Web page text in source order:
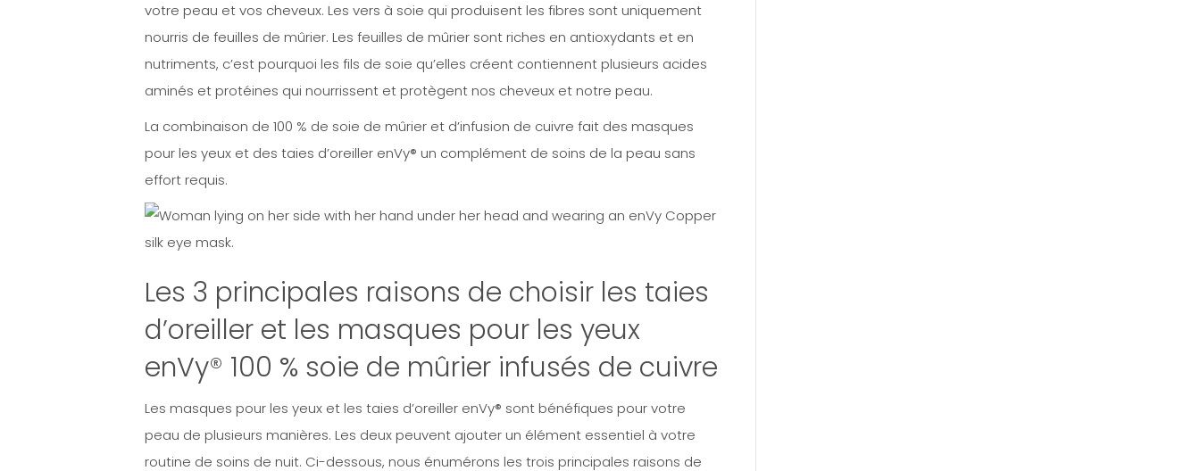
votre peau et vos cheveux. Les vers à soie qui produisent les fibres sont uniquement
nourris de feuilles de mûrier. Les feuilles de mûrier sont riches en antioxydants et en
nutriments, c’est pourquoi les fils de soie qu’elles créent contiennent plusieurs acides
aminés et protéines qui nourrissent et protègent nos cheveux et notre peau.
La combinaison de 100 % de soie de mûrier et d’infusion de cuivre fait des masques
pour les yeux et des taies d’oreiller enVy® un complément de soins de la peau sans
effort requis.
Les 3 principales raisons de choisir les taies
d’oreiller et les masques pour les yeux
enVy® 100 % soie de mûrier infusés de cuivre
Les masques pour les yeux et les taies d’oreiller enVy® sont bénéfiques pour votre
peau de plusieurs manières. Les deux peuvent ajouter un élément essentiel à votre
routine de soins de nuit. Ci-dessous, nous énumérons les trois principales raisons de